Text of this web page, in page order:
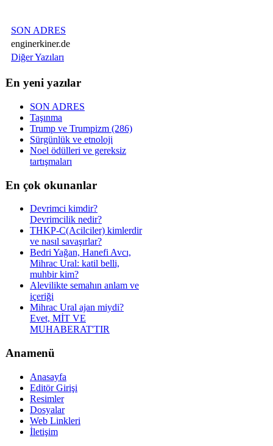
SON ADRES
enginerkiner.de
Diğer Yazıları
En yeni yazılar
SON ADRES
Taşınma
Trump ve Trumpizm (286)
Sürgünlük ve etnoloji
Noel ödülleri ve gereksiz
tartışmaları
En çok okunanlar
Devrimci kimdir?
Devrimcilik nedir?
THKP-C(Acilciler) kimlerdir
ve nasıl savaşırlar?
Bedri Yağan, Hanefi Avcı,
Mihrac Ural: katil belli,
muhbir kim?
Alevilikte semahın anlam ve
içeriği
Mihrac Ural ajan miydi?
Evet, MİT VE
MUHABERAT'TIR
Anamenü
Anasayfa
Editör Girişi
Resimler
Dosyalar
Web Linkleri
İletişim